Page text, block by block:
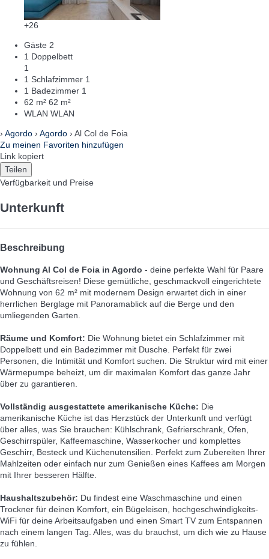
+26
Gäste 2
1 Doppelbett
1
1 Schlafzimmer 1
1 Badezimmer 1
62 m² 62 m²
WLAN WLAN
› Agordo › Agordo › Al Col de Foia
Zu meinen Favoriten hinzufügen
Link kopiert
Teilen
Verfügbarkeit und Preise
Unterkunft
Beschreibung
Wohnung Al Col de Foia in Agordo - deine perfekte Wahl für Paare
und Geschäftsreisen! Diese gemütliche, geschmackvoll eingerichtete
Wohnung von 62 m² mit modernem Design erwartet dich in einer
herrlichen Berglage mit Panoramablick auf die Berge und den
umliegenden Garten.
Räume und Komfort: Die Wohnung bietet ein Schlafzimmer mit
Doppelbett und ein Badezimmer mit Dusche. Perfekt für zwei
Personen, die Intimität und Komfort suchen. Die Struktur wird mit einer
Wärmepumpe beheizt, um dir maximalen Komfort das ganze Jahr
über zu garantieren.
Vollständig ausgestattete amerikanische Küche: Die
amerikanische Küche ist das Herzstück der Unterkunft und verfügt
über alles, was Sie brauchen: Kühlschrank, Gefrierschrank, Ofen,
Geschirrspüler, Kaffeemaschine, Wasserkocher und komplettes
Geschirr, Besteck und Küchenutensilien. Perfekt zum Zubereiten Ihrer
Mahlzeiten oder einfach nur zum Genießen eines Kaffees am Morgen
mit Ihrer besseren Hälfte.
Haushaltszubehör: Du findest eine Waschmaschine und einen
Trockner für deinen Komfort, ein Bügeleisen, hochgeschwindigkeits-
WiFi für deine Arbeitsaufgaben und einen Smart TV zum Entspannen
nach einem langen Tag. Alles, was du brauchst, um dich wie zu Hause
zu fühlen.